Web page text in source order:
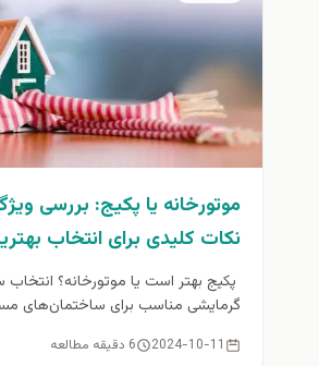
موتورخانه یا پکیج: بررسی
نکات کلیدی برای انتخاب
گرمایشی
پکیج بهتر است یا موتورخانه؟
گرمایشی مناسب برای ساختمان‌های
2024-10-11 6 دقیقه مطالعه